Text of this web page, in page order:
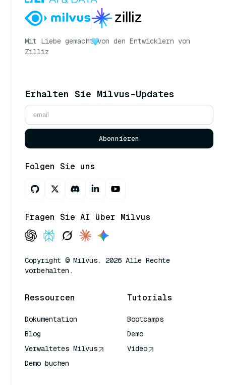
Mit Liebe gemacht von den Entwicklern von
Zilliz
Erhalten Sie Milvus-Updates
Abonnieren
Folgen Sie uns
Fragen Sie AI über Milvus
Copyright © Milvus. 2026 Alle Rechte
vorbehalten.
Ressourcen
Dokumentation
Blog
Verwaltetes Milvus
Demo buchen
Tutorials
Bootcamps
Demo
Video